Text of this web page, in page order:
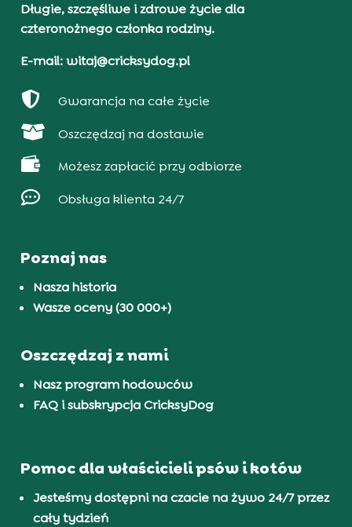
Długie, szczęśliwe i zdrowe życie dla
czteronożnego członka rodziny.
E-mail: witaj@cricksydog.pl
 Gwarancja na całe życie
 Oszczędzaj na dostawie
 Możesz zapłacić przy odbiorze
 Obsługa klienta 24/7
Poznaj nas
Nasza historia
Wasze oceny (30 000+)
Oszczędzaj z nami
Nasz program hodowców
FAQ i subskrypcja CricksyDog
Pomoc dla właścicieli psów i kotów
Jesteśmy dostępni na czacie na żywo 24/7 przez
cały tydzień